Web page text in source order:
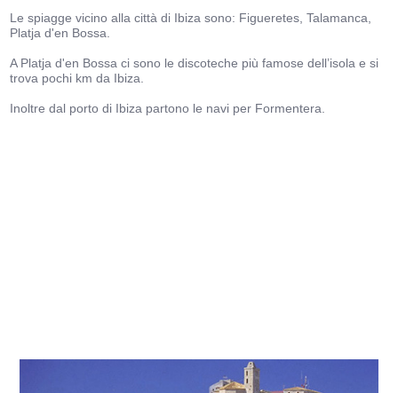
Le spiagge vicino alla città di Ibiza sono: Figueretes, Talamanca,
Platja d'en Bossa.
A Platja d'en Bossa ci sono le discoteche più famose dell’isola e si
trova pochi km da Ibiza.
Inoltre dal porto di Ibiza partono le navi per Formentera.